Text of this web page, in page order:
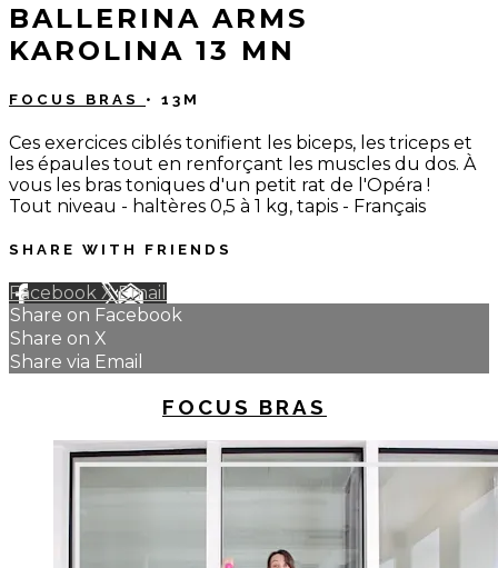
BALLERINA ARMS
KAROLINA 13 MN
FOCUS BRAS • 13M
Ces exercices ciblés tonifient les biceps, les triceps et
les épaules tout en renforçant les muscles du dos. À
vous les bras toniques d'un petit rat de l'Opéra !
Tout niveau - haltères 0,5 à 1 kg, tapis - Français
SHARE WITH FRIENDS
Facebook XEmail
Share on Facebook
Share on X
Share via Email
FOCUS BRAS